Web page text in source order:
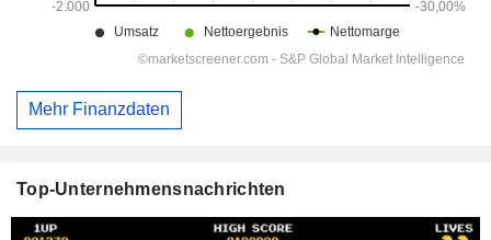
Mehr Finanzdaten
Top-Unternehmensnachrichten